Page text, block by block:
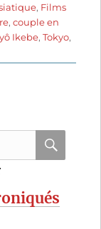
, Films
,couple en
Ikebe,Tokyo,